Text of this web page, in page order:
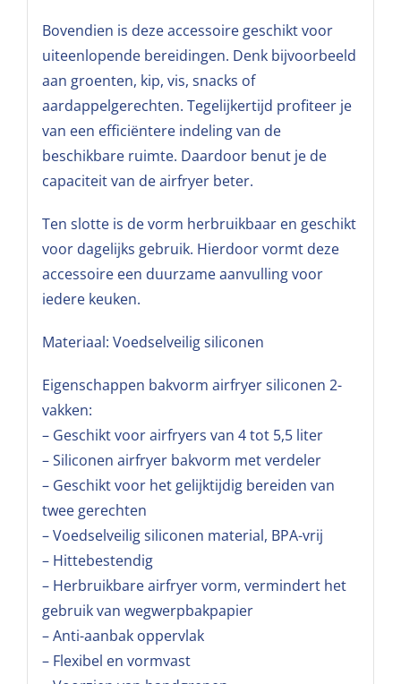
Bovendien is deze accessoire geschikt voor
uiteenlopende bereidingen. Denk bijvoorbeeld
aan groenten, kip, vis, snacks of
aardappelgerechten. Tegelijkertijd profiteer je
van een efficiëntere indeling van de
beschikbare ruimte. Daardoor benut je de
capaciteit van de airfryer beter.
Ten slotte is de vorm herbruikbaar en geschikt
voor dagelijks gebruik. Hierdoor vormt deze
accessoire een duurzame aanvulling voor
iedere keuken.
Materiaal: Voedselveilig siliconen
Eigenschappen bakvorm airfryer siliconen 2-
vakken:
– Geschikt voor airfryers van 4 tot 5,5 liter
– Siliconen airfryer bakvorm met verdeler
– Geschikt voor het gelijktijdig bereiden van
twee gerechten
– Voedselveilig siliconen material, BPA-vrij
– Hittebestendig
– Herbruikbare airfryer vorm, vermindert het
gebruik van wegwerpbakpapier
– Anti-aanbak oppervlak
– Flexibel en vormvast